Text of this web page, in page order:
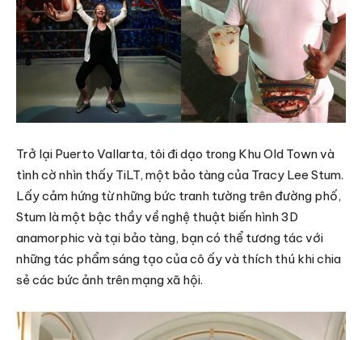
Trở lại Puerto Vallarta, tôi đi dạo trong Khu Old Town và
tình cờ nhìn thấy TiLT, một bảo tàng của Tracy Lee Stum.
Lấy cảm hứng từ những bức tranh tường trên đường phố,
Stum là một bậc thầy về nghệ thuật biến hình 3D
anamorphic và tại bảo tàng, bạn có thể tương tác với
những tác phẩm sáng tạo của cô ấy và thích thú khi chia
sẻ các bức ảnh trên mạng xã hội.